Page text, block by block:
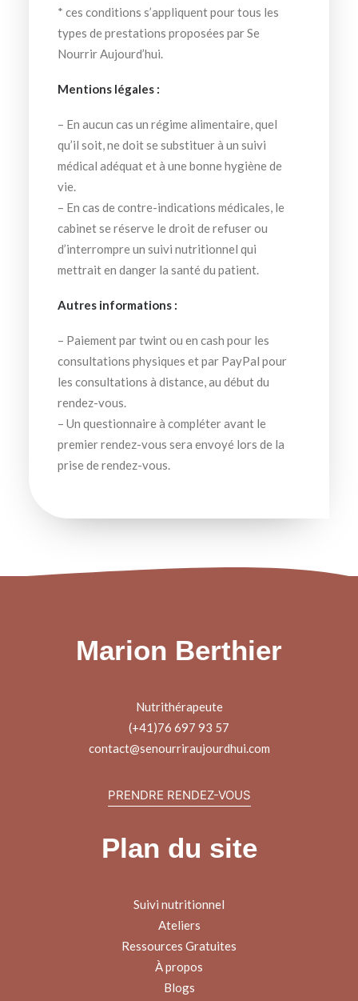
* ces conditions s’appliquent pour tous les
types de prestations proposées par Se
Nourrir Aujourd’hui.
Mentions légales :
– En aucun cas un régime alimentaire, quel
qu’il soit, ne doit se substituer à un suivi
médical adéquat et à une bonne hygiène de
vie.
– En cas de contre-indications médicales, le
cabinet se réserve le droit de refuser ou
d’interrompre un suivi nutritionnel qui
mettrait en danger la santé du patient.
Autres informations :
– Paiement par twint ou en cash pour les
consultations physiques et par PayPal pour
les consultations à distance, au début du
rendez-vous.
– Un questionnaire à compléter avant le
premier rendez-vous sera envoyé lors de la
prise de rendez-vous.
Marion Berthier
Nutrithérapeute
(+41)76 697 93 57
contact@senourriraujourdhui.com
PRENDRE RENDEZ-VOUS
Plan du site
Suivi nutritionnel
Ateliers
Ressources Gratuites
À propos
Blogs